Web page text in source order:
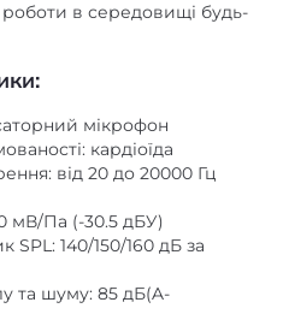
роботи в середовищі будь-
мікрофон
кардіоїда
від 20 до 20000 Гц
мВ/Па (-30.5 дБУ)
140/150/160 дБ за
та шуму: 85 дБ(A-